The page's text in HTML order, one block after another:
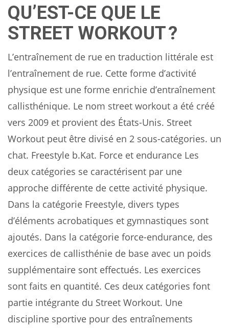
QU’EST-CE QUE LE
STREET WORKOUT ?
L’entraînement de rue en traduction littérale est
l’entraînement de rue. Cette forme d’activité
physique est une forme enrichie d’entraînement
callisthénique. Le nom street workout a été créé
vers 2009 et provient des États-Unis. Street
Workout peut être divisé en 2 sous-catégories. un
chat. Freestyle b.Kat. Force et endurance Les
deux catégories se caractérisent par une
approche différente de cette activité physique.
Dans la catégorie Freestyle, divers types
d’éléments acrobatiques et gymnastiques sont
ajoutés. Dans la catégorie force-endurance, des
exercices de callisthénie de base avec un poids
supplémentaire sont effectués. Les exercices
sont faits en quantité. Ces deux catégories font
partie intégrante du Street Workout. Une
discipline sportive pour des entraînements